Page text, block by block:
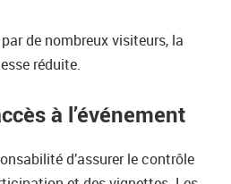
de nombreux visiteurs, la
réduite.
à l’événement
d’assurer le contrôle